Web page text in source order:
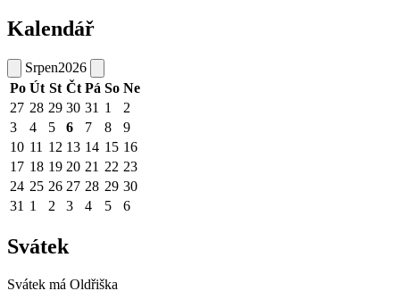
Kalendář
Srpen2026
Po Út St Čt Pá So Ne
27 28 29 30 31 1
2
3
4 5 6 7 8
9
10 11 12 13 14 15 16
17 18 19 20 21 22 23
24 25 26 27 28 29 30
31 1 2 3 4 5 6
Svátek
Svátek má Oldřiška